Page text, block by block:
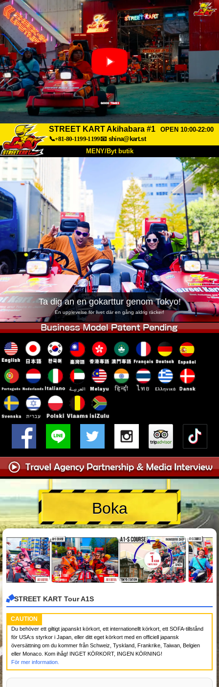
STREET KART Akihabara #1
OPEN 10:00-22:00
📞+81-80-1199-1199📧 shina@kart.st
MENY/Byt butik
Om oss Specifikationer Pris
Hitta hit FAQ
Företag Boka
Byt butik
Tokyo Shinagawa Tokyo Akihabara#1
Tokyo Akihabara#2 Tokyo Shibuya
Tokyo Shibuya Annex Tokyo Bay
Tokyo Asakusa Osaka
Okinawa
Ta dig an en gokarttur genom Tokyo!
En upplevelse för livet där en gång aldrig räcker!
Boka
STREET KART Tour A1S
CAUTION
Du behöver ett giltigt japanskt körkort, ett internationellt körkort, ett SOFA-tillstånd
för USA:s styrkor i Japan, eller ditt eget körkort med en officiell japansk
översättning om du kommer från Schweiz, Tyskland, Frankrike, Taiwan, Belgien
eller Monaco. Kom ihåg! INGET KÖRKORT, INGEN KÖRNING!
För mer information.